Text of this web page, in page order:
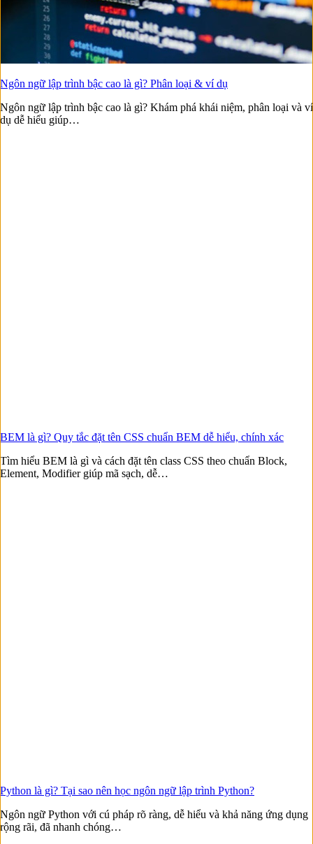
Ngôn ngữ lập trình bậc cao là gì? Phân loại & ví dụ
Ngôn ngữ lập trình bậc cao là gì? Khám phá khái niệm, phân loại và ví
dụ dễ hiểu giúp…
BEM là gì? Quy tắc đặt tên CSS chuẩn BEM dễ hiểu, chính xác
Tìm hiểu BEM là gì và cách đặt tên class CSS theo chuẩn Block,
Element, Modifier giúp mã sạch, dễ…
Python là gì? Tại sao nên học ngôn ngữ lập trình Python?
Ngôn ngữ Python với cú pháp rõ ràng, dễ hiểu và khả năng ứng dụng
rộng rãi, đã nhanh chóng…